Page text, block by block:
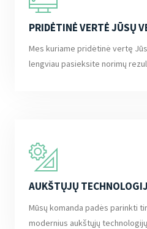
PRIDĖTINĖ VERTĖ JŪSŲ
Mes kuriame pridėtinė vertę
lengviau pasieksite norimų
AUKŠTŲJŲ
Mūsų komanda padės parinkti
modernius aukštųjų